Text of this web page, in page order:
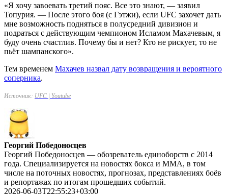
«Я хочу завоевать третий пояс. Все это знают, — заявил
Топурия. — После этого боя (с Гэтжи), если UFC захочет дать
мне возможность подняться в полусредний дивизион и
подраться с действующим чемпионом Исламом Махачевым, я
буду очень счастлив. Почему бы и нет? Кто не рискует, то не
пьёт шампанского».
Тем временем Махачев назвал дату возвращения и вероятного
соперника.
Источник: UFC | Youtube
Георгий Победоносцев
Георгий Победоносцев — обозреватель единоборств с 2014
года. Специализируется на новостях бокса и ММА, в том
числе на поточных новостях, прогнозах, представлениях боёв
и репортажах по итогам прошедших событий.
2026-06-03T22:55:23+03:00